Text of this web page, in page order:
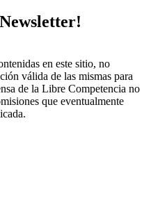
en este sitio, no
válida de las mismas para
de la Libre Competencia no
que eventualmente